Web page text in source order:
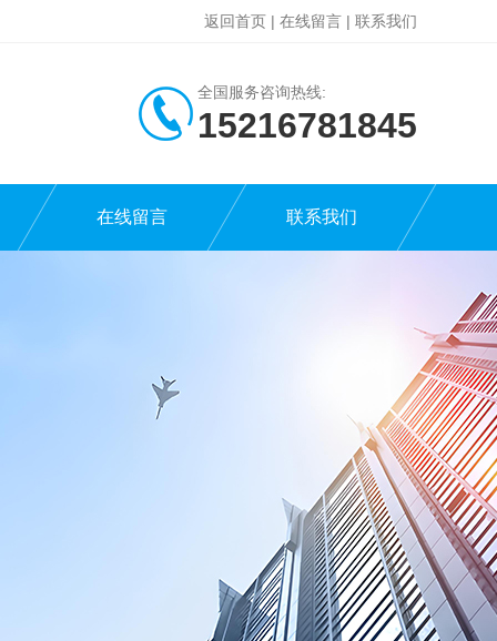
返回首页 | 在线留言 | 联系我们
全国服务咨询热线:
15216781845
在线留言 联系我们